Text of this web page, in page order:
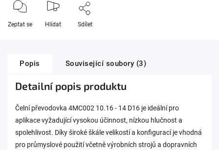
Zeptat se Hlídat Sdílet
Popis Související soubory (3)
Detailní popis produktu
Čelní převodovka 4MC002 10.16 - 14 D16 je ideální pro
aplikace vyžadující vysokou účinnost, nízkou hlučnost a
spolehlivost. Díky široké škále velikostí a konfigurací je vhodná
pro průmyslové použití včetně výrobních strojů a dopravních